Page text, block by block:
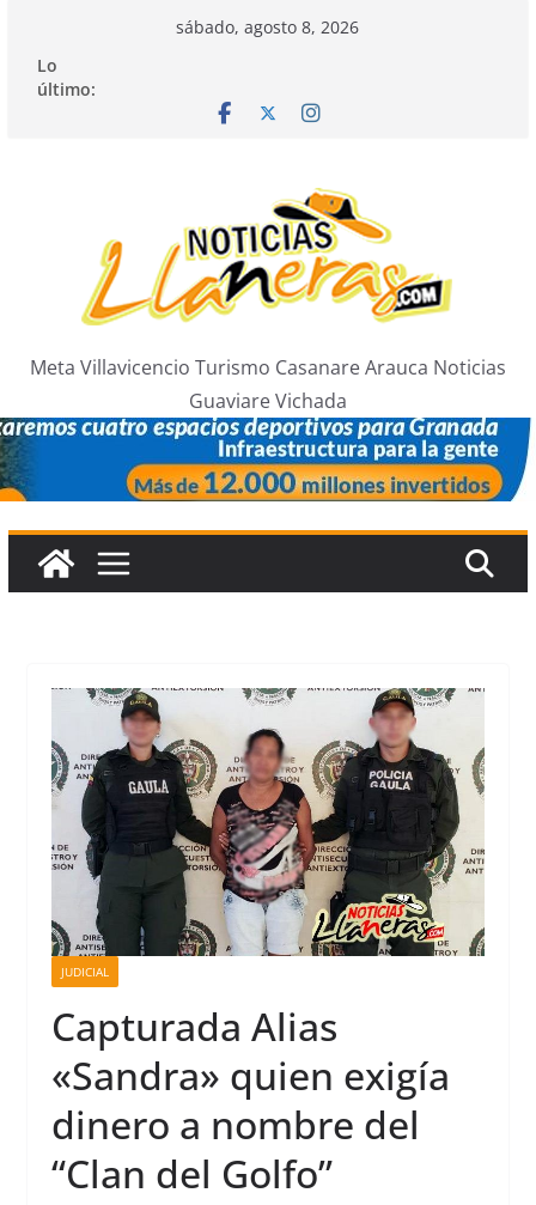
contenido
sábado, agosto 8, 2026
Lo
último:
Meta Villavicencio Turismo Casanare Arauca Noticias
Guaviare Vichada
JUDICIAL
Capturada Alias
«Sandra» quien exigía
dinero a nombre del
“Clan del Golfo”